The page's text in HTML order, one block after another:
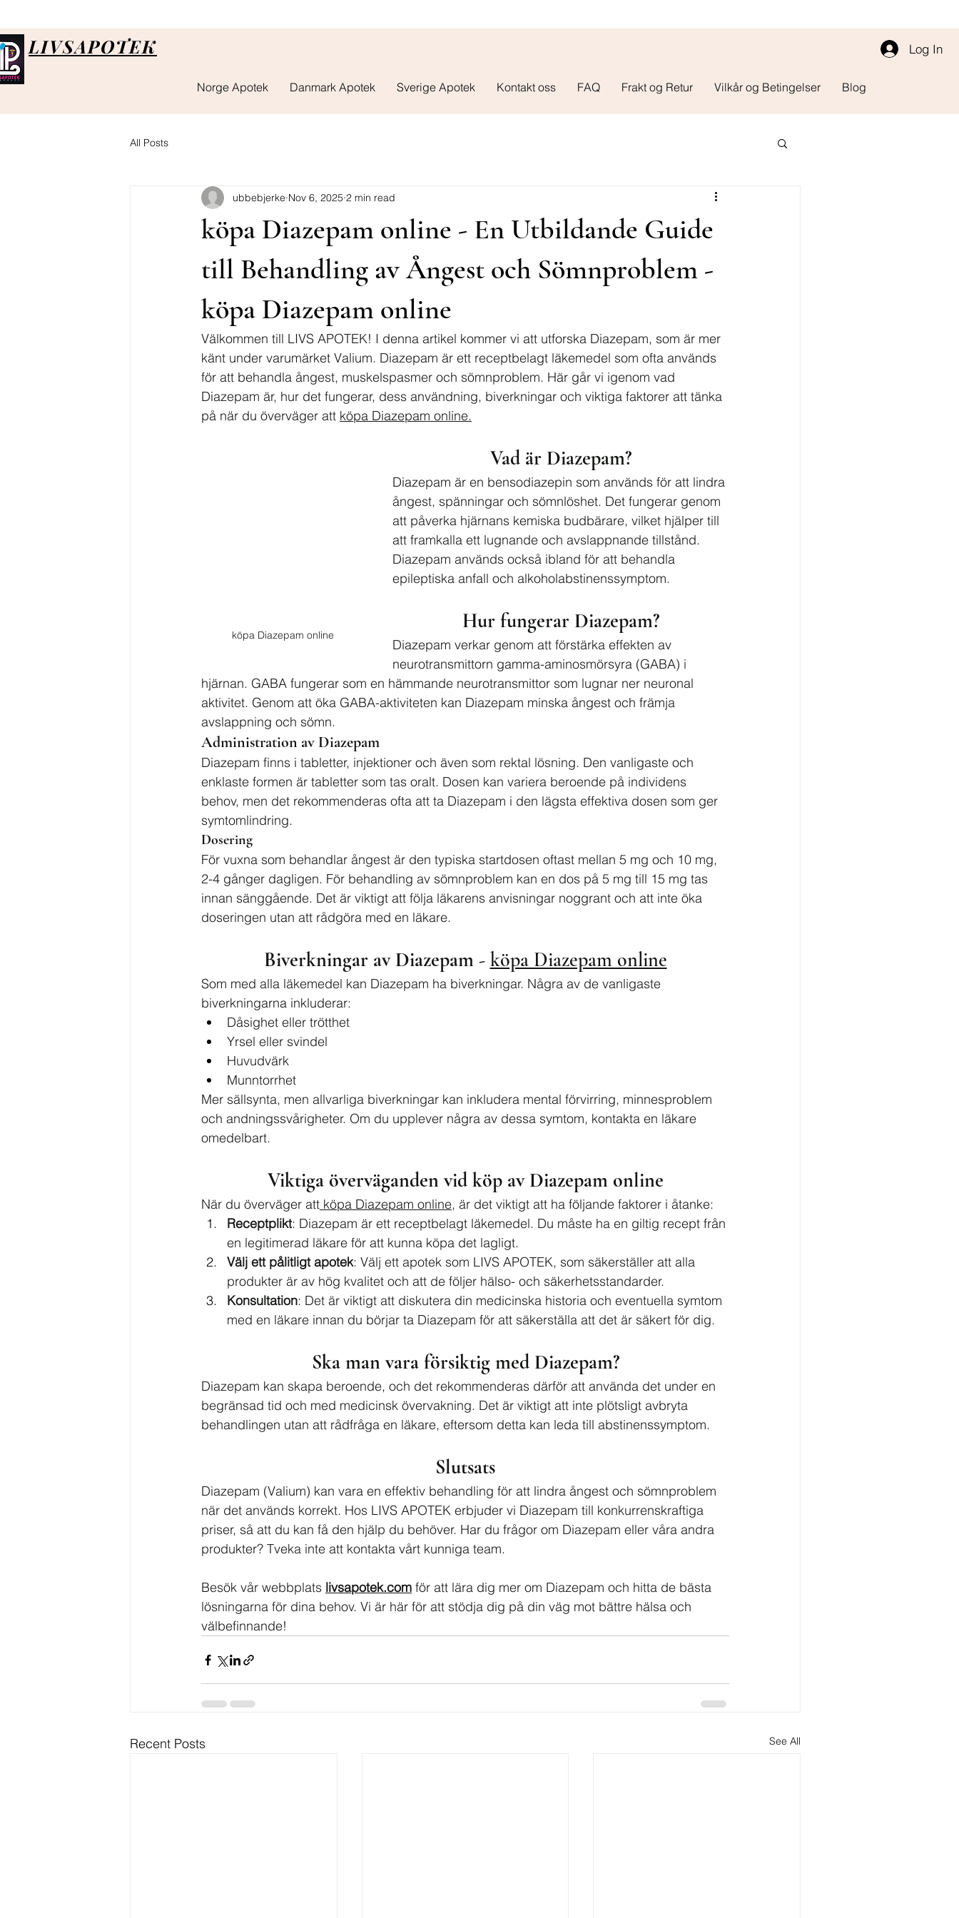
LIVSAPOTEK Log In
Norge Apotek Danmark Apotek Sverige Apotek Kontakt oss FAQ Frakt og Retur Vilkår og Betingelser Blog
All Posts
köpa Diazepam online - En Utbildande Guide
till Behandling av Ångest och Sömnproblem -
köpa Diazepam online
ubbebjerke Nov 6, 2025 2 min read
Välkommen till LIVS APOTEK! I denna artikel kommer vi att utforska Diazepam, som är mer
känt under varumärket Valium. Diazepam är ett receptbelagt läkemedel som ofta används
för att behandla ångest, muskelspasmer och sömnproblem. Här går vi igenom vad
Diazepam är, hur det fungerar, dess användning, biverkningar och viktiga faktorer att tänka
på när du överväger att köpa Diazepam online.
köpa Diazepam online
Vad är Diazepam?
Diazepam är en bensodiazepin som används för att lindra
ångest, spänningar och sömnlöshet. Det fungerar genom
att påverka hjärnans kemiska budbärare, vilket hjälper till
att framkalla ett lugnande och avslappnande tillstånd.
Diazepam används också ibland för att behandla
epileptiska anfall och alkoholabstinenssymptom.
Hur fungerar Diazepam?
Diazepam verkar genom att förstärka effekten av
neurotransmittorn gamma-aminosmörsyra (GABA) i
hjärnan. GABA fungerar som en hämmande neurotransmittor som lugnar ner neuronal
aktivitet. Genom att öka GABA-aktiviteten kan Diazepam minska ångest och främja
avslappning och sömn.
Administration av Diazepam
Diazepam finns i tabletter, injektioner och även som rektal lösning. Den vanligaste och
enklaste formen är tabletter som tas oralt. Dosen kan variera beroende på individens
behov, men det rekommenderas ofta att ta Diazepam i den lägsta effektiva dosen som ger
symtomlindring.
Dosering
För vuxna som behandlar ångest är den typiska startdosen oftast mellan 5 mg och 10 mg,
2-4 gånger dagligen. För behandling av sömnproblem kan en dos på 5 mg till 15 mg tas
innan sänggående. Det är viktigt att följa läkarens anvisningar noggrant och att inte öka
doseringen utan att rådgöra med en läkare.
Biverkningar av Diazepam - köpa Diazepam online
Som med alla läkemedel kan Diazepam ha biverkningar. Några av de vanligaste
biverkningarna inkluderar:
Dåsighet eller trötthet
Yrsel eller svindel
Huvudvärk
Munntorrhet
Mer sällsynta, men allvarliga biverkningar kan inkludera mental förvirring, minnesproblem
och andningssvårigheter. Om du upplever några av dessa symtom, kontakta en läkare
omedelbart.
Viktiga överväganden vid köp av Diazepam online
När du överväger att köpa Diazepam online, är det viktigt att ha följande faktorer i åtanke:
Receptplikt: Diazepam är ett receptbelagt läkemedel. Du måste ha en giltig recept från
en legitimerad läkare för att kunna köpa det lagligt.
Välj ett pålitligt apotek: Välj ett apotek som LIVS APOTEK, som säkerställer att alla
produkter är av hög kvalitet och att de följer hälso- och säkerhetsstandarder.
Konsultation: Det är viktigt att diskutera din medicinska historia och eventuella symtom
med en läkare innan du börjar ta Diazepam för att säkerställa att det är säkert för dig.
Ska man vara försiktig med Diazepam?
Diazepam kan skapa beroende, och det rekommenderas därför att använda det under en
begränsad tid och med medicinsk övervakning. Det är viktigt att inte plötsligt avbryta
behandlingen utan att rådfråga en läkare, eftersom detta kan leda till abstinenssymptom.
Slutsats
Diazepam (Valium) kan vara en effektiv behandling för att lindra ångest och sömnproblem
när det används korrekt. Hos LIVS APOTEK erbjuder vi Diazepam till konkurrenskraftiga
priser, så att du kan få den hjälp du behöver. Har du frågor om Diazepam eller våra andra
produkter? Tveka inte att kontakta vårt kunniga team.
Besök vår webbplats livsapotek.com för att lära dig mer om Diazepam och hitta de bästa
lösningarna för dina behov. Vi är här för att stödja dig på din väg mot bättre hälsa och
välbefinnande!
Recent Posts See All